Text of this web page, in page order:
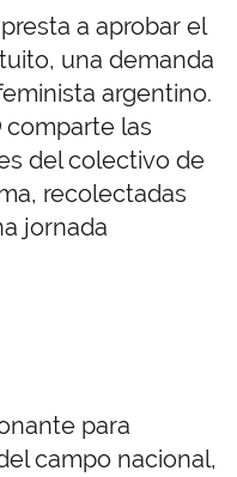
a aprobar el
una demanda
argentino.
comparte las
del colectivo de
recolectadas
jornada
para
campo nacional,